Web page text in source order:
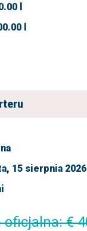
l
l
15 sierpnia 2026
oficjalna: €